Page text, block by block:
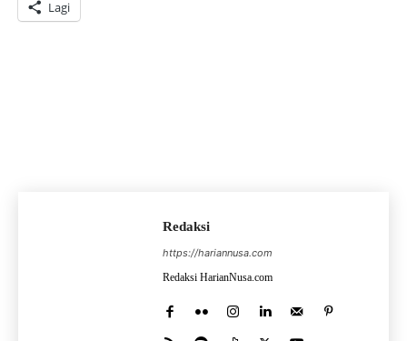
Lagi
Redaksi
https://hariannusa.com
Redaksi HarianNusa.com